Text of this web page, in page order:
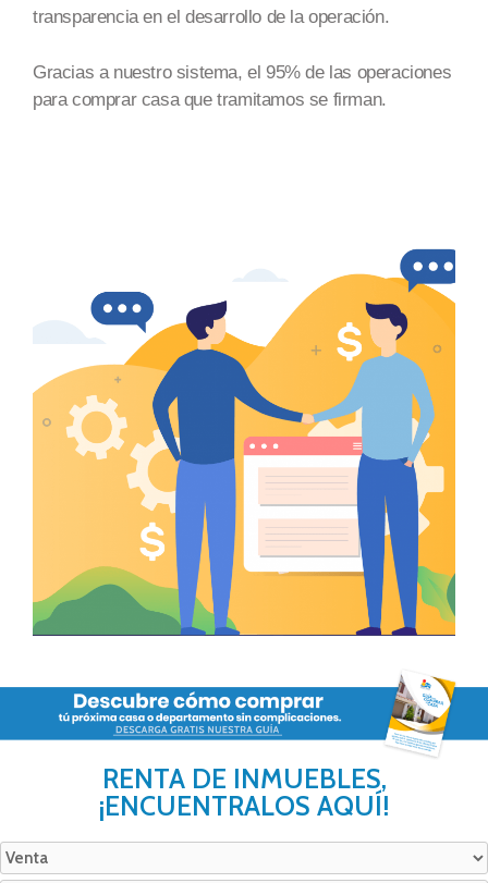
transparencia en el desarrollo de la operación.
Gracias a nuestro sistema, el 95% de las operaciones
para comprar casa que tramitamos se firman.
RENTA DE INMUEBLES,
¡ENCUENTRALOS AQUÍ!